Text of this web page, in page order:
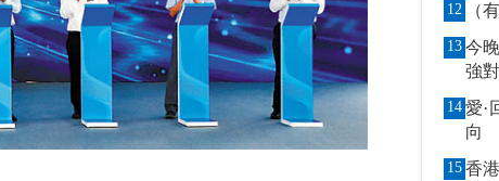
12 （
13 今晚
強
14 愛·回
向
15 香